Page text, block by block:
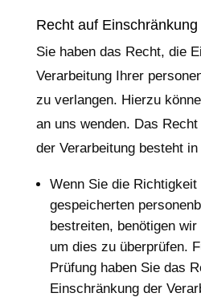
Recht auf
Sie haben das Recht, die
Verarbeitung Ihrer
zu verlangen. Hierzu
an uns wenden. Das
der Verarbeitung besteht
Wenn Sie die Richtigkeit
gespeicherten
bestreiten, benötigen
um dies zu überprüfen.
Prüfung haben Sie das
Einschränkung der